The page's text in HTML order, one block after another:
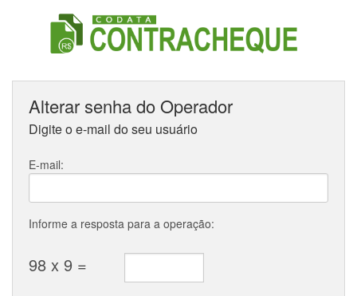
Alterar senha do Operador
Digite o e-mail do seu usuário
E-mail:
Informe a resposta para a operação:
98 x 9 =